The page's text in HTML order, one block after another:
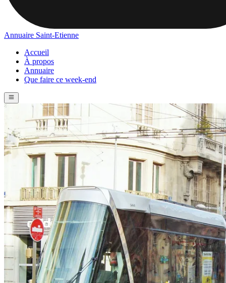
Annuaire Saint-Etienne
Accueil
À propos
Annuaire
Que faire ce week-end